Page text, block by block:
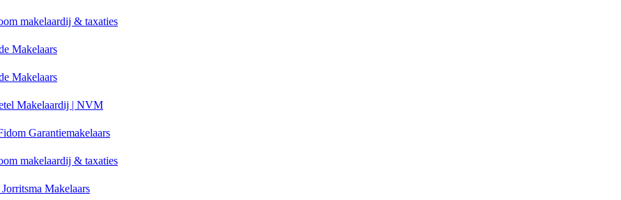
makelaardij & taxaties
Makelaars
Makelaars
Makelaardij | NVM
Garantiemakelaars
makelaardij & taxaties
Makelaars